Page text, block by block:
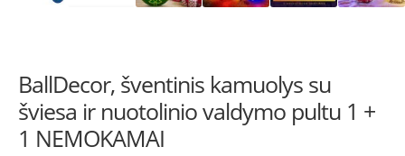
BallDecor, šventinis kamuolys su
šviesa ir nuotolinio valdymo pultu 1 +
1 NEMOKAMAI